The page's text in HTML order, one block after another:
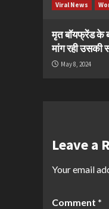
Viral News
मृत बॉयफ्रेंड के
मांग रही उसकी
May 8, 2024
Leave a
Your email
Comment *